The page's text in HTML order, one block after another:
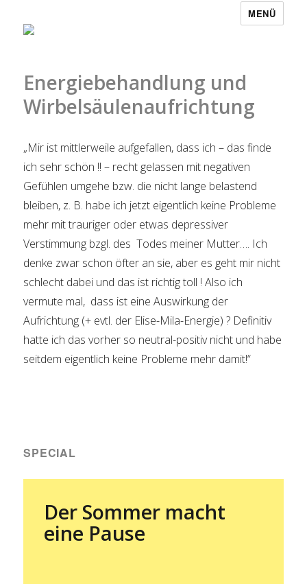
MENÜ
Energiebehandlung und
Wirbelsäulenaufrichtung
„Mir ist mittlerweile aufgefallen, dass ich – das finde
ich sehr schön !! – recht gelassen mit negativen
Gefühlen umgehe bzw. die nicht lange belastend
bleiben, z. B. habe ich jetzt eigentlich keine Probleme
mehr mit trauriger oder etwas depressiver
Verstimmung bzgl. des Todes meiner Mutter…. Ich
denke zwar schon öfter an sie, aber es geht mir nicht
schlecht dabei und das ist richtig toll ! Also ich
vermute mal, dass ist eine Auswirkung der
Aufrichtung (+ evtl. der Elise-Mila-Energie) ? Definitiv
hatte ich das vorher so neutral-positiv nicht und habe
seitdem eigentlich keine Probleme mehr damit!“
SPECIAL
Der Sommer macht
eine Pause